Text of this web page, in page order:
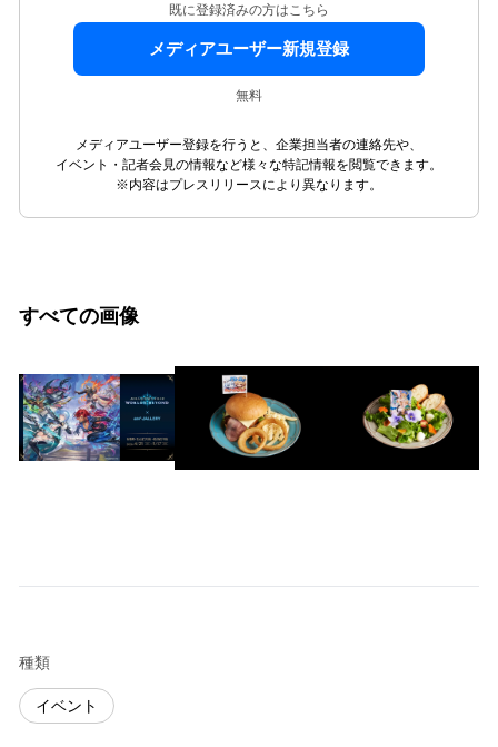
既に登録済みの方はこちら
メディアユーザー新規登録
無料
メディアユーザー登録を行うと、企業担当者の連絡先や、
イベント・記者会見の情報など様々な特記情報を閲覧できます。
※内容はプレスリリースにより異なります。
すべての画像
種類
イベント